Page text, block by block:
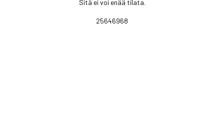
Sitä ei voi enää tilata.
25646968